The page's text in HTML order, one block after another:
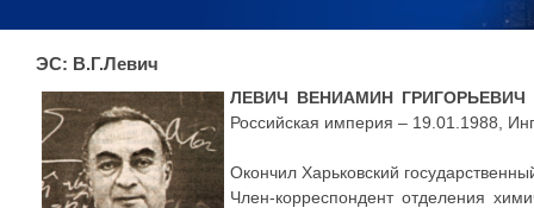
ЭС: В.Г.Левич
ЛЕВИЧ ВЕНИАМИН ГРИГОРЬЕВИЧ
Российская империя – 19.01.1988,
Окончил Харьковский
Член-корреспондент отделения